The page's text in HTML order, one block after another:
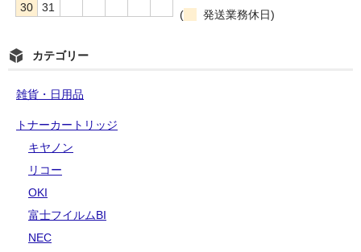
30
31
(
発送業務休日)
カテゴリー
雑貨・日用品
トナーカートリッジ
キヤノン
リコー
OKI
富士フイルムBI
NEC